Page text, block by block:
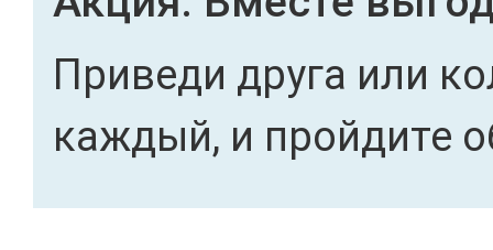
Приведи друга или
каждый, и пройдите